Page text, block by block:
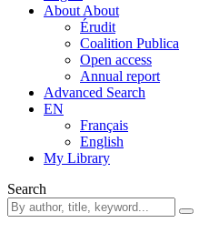
About About
Érudit
Coalition Publica
Open access
Annual report
Advanced Search
EN
Français
English
My Library
Search